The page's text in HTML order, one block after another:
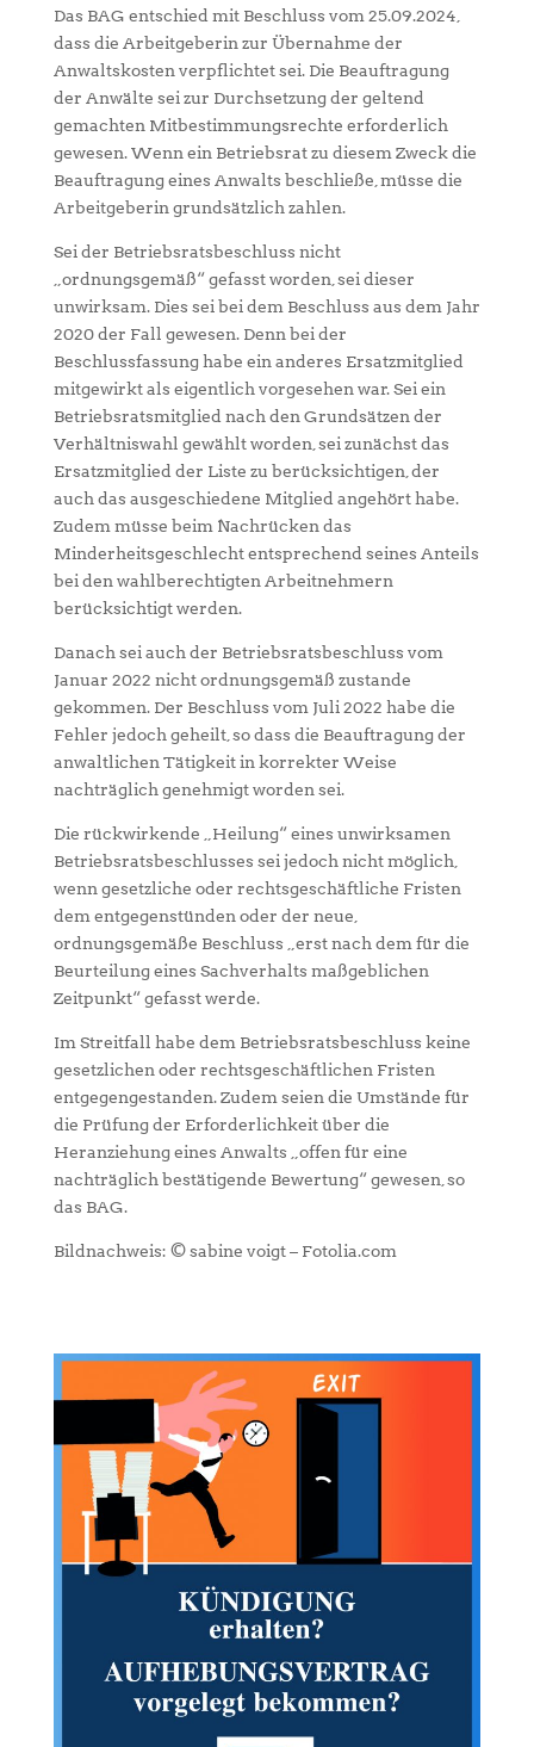
Das BAG entschied mit Beschluss vom 25.09.2024,
dass die Arbeitgeberin zur Übernahme der
Anwaltskosten verpflichtet sei. Die Beauftragung
der Anwälte sei zur Durchsetzung der geltend
gemachten Mitbestimmungsrechte erforderlich
gewesen. Wenn ein Betriebsrat zu diesem Zweck die
Beauftragung eines Anwalts beschließe, müsse die
Arbeitgeberin grundsätzlich zahlen.
Sei der Betriebsratsbeschluss nicht
„ordnungsgemäß“ gefasst worden, sei dieser
unwirksam. Dies sei bei dem Beschluss aus dem Jahr
2020 der Fall gewesen. Denn bei der
Beschlussfassung habe ein anderes Ersatzmitglied
mitgewirkt als eigentlich vorgesehen war. Sei ein
Betriebsratsmitglied nach den Grundsätzen der
Verhältniswahl gewählt worden, sei zunächst das
Ersatzmitglied der Liste zu berücksichtigen, der
auch das ausgeschiedene Mitglied angehört habe.
Zudem müsse beim Nachrücken das
Minderheitsgeschlecht entsprechend seines Anteils
bei den wahlberechtigten Arbeitnehmern
berücksichtigt werden.
Danach sei auch der Betriebsratsbeschluss vom
Januar 2022 nicht ordnungsgemäß zustande
gekommen. Der Beschluss vom Juli 2022 habe die
Fehler jedoch geheilt, so dass die Beauftragung der
anwaltlichen Tätigkeit in korrekter Weise
nachträglich genehmigt worden sei.
Die rückwirkende „Heilung“ eines unwirksamen
Betriebsratsbeschlusses sei jedoch nicht möglich,
wenn gesetzliche oder rechtsgeschäftliche Fristen
dem entgegenstünden oder der neue,
ordnungsgemäße Beschluss „erst nach dem für die
Beurteilung eines Sachverhalts maßgeblichen
Zeitpunkt“ gefasst werde.
Im Streitfall habe dem Betriebsratsbeschluss keine
gesetzlichen oder rechtsgeschäftlichen Fristen
entgegengestanden. Zudem seien die Umstände für
die Prüfung der Erforderlichkeit über die
Heranziehung eines Anwalts „offen für eine
nachträglich bestätigende Bewertung“ gewesen, so
das BAG.
Bildnachweis: © sabine voigt – Fotolia.com